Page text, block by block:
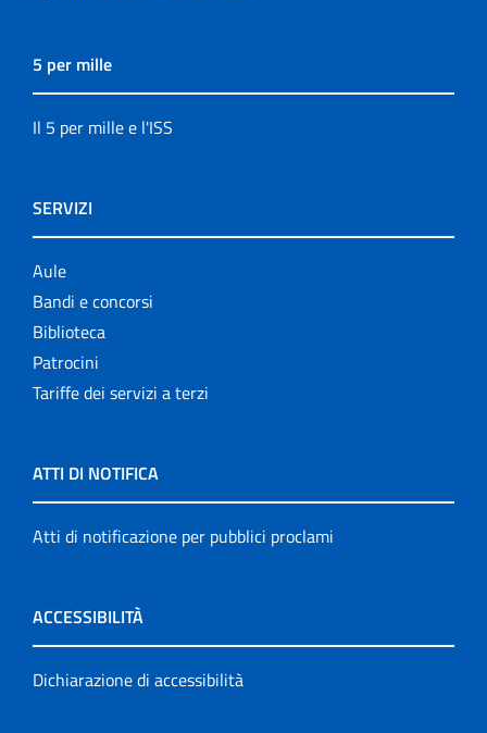
5 per mille
Il 5 per mille e l'ISS
SERVIZI
Aule
Bandi e concorsi
Biblioteca
Patrocini
Tariffe dei servizi a terzi
ATTI DI NOTIFICA
Atti di notificazione per pubblici proclami
ACCESSIBILITÀ
Dichiarazione di accessibilità